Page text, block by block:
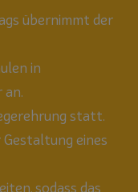
übernimmt der
in
an.
statt.
eines
sodass das